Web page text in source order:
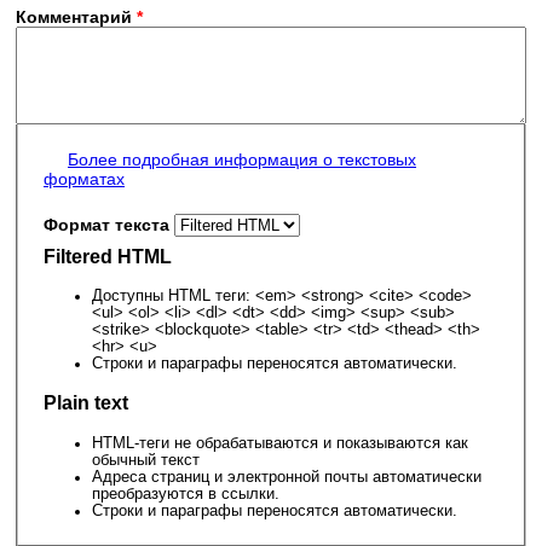
Комментарий *
Более подробная информация о текстовых
форматах
Формат текста
Filtered HTML
Доступны HTML теги: <em> <strong> <cite> <code>
<ul> <ol> <li> <dl> <dt> <dd> <img> <sup> <sub>
<strike> <blockquote> <table> <tr> <td> <thead> <th>
<hr> <u>
Строки и параграфы переносятся автоматически.
Plain text
HTML-теги не обрабатываются и показываются как
обычный текст
Адреса страниц и электронной почты автоматически
преобразуются в ссылки.
Строки и параграфы переносятся автоматически.